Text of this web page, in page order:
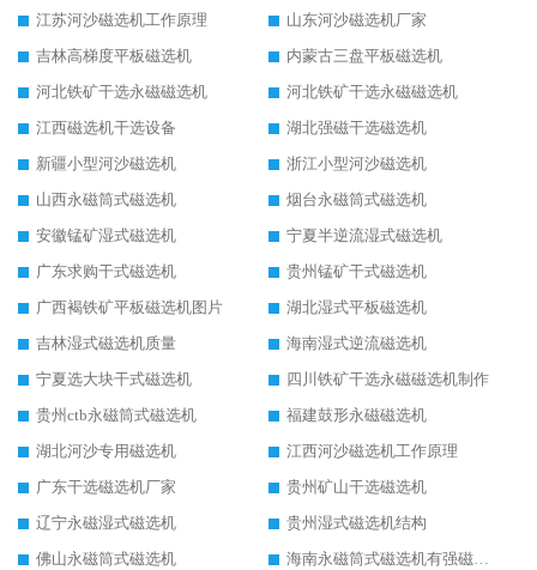
江苏河沙磁选机工作原理
山东河沙磁选机厂家
吉林高梯度平板磁选机
内蒙古三盘平板磁选机
河北铁矿干选永磁磁选机
河北铁矿干选永磁磁选机
江西磁选机干选设备
湖北强磁干选磁选机
新疆小型河沙磁选机
浙江小型河沙磁选机
山西永磁筒式磁选机
烟台永磁筒式磁选机
安徽锰矿湿式磁选机
宁夏半逆流湿式磁选机
广东求购干式磁选机
贵州锰矿干式磁选机
广西褐铁矿平板磁选机图片
湖北湿式平板磁选机
吉林湿式磁选机质量
海南湿式逆流磁选机
宁夏选大块干式磁选机
四川铁矿干选永磁磁选机制作
贵州ctb永磁筒式磁选机
福建鼓形永磁磁选机
湖北河沙专用磁选机
江西河沙磁选机工作原理
广东干选磁选机厂家
贵州矿山干选磁选机
辽宁永磁湿式磁选机
贵州湿式磁选机结构
佛山永磁筒式磁选机
海南永磁筒式磁选机有强磁的吗